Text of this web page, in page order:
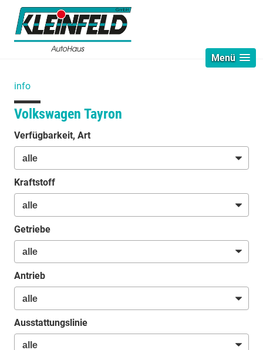
Menü
info
Volkswagen Tayron
Verfügbarkeit, Art
Kraftstoff
Getriebe
Antrieb
Ausstattungslinie